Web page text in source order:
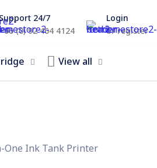
Support 24/7
(0) 92 464 4124
Login
or register
View all
One Ink Tank Printer